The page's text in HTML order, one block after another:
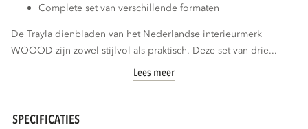
Complete set van verschillende formaten
De Trayla dienbladen van het Nederlandse interieurmerk
WOOOD zijn zowel stijlvol als praktisch. Deze set van drie...
Lees meer
SPECIFICATIES